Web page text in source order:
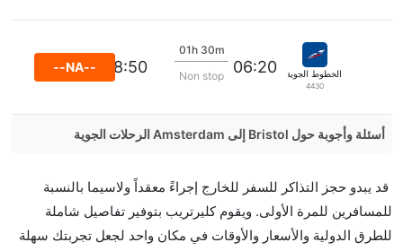
الخطوط الجوية الروسية ايروفلوت
4430
06:20
01h 30m
Non stop
08:50
--NA--
أسئلة وأجوبة حول Bristol إلى Amsterdam الرحلات الجوية
إلىأمستردام مما تستغرقه الخطوط الجوية الأخرى؟
نعم. توفر كل من أسرع رحلات الطيران على هذا الطريق،
هل توفر شركات الطيران مساحة إضافية للنوم؟
قد يبدو حجز التذاكر للسفر للخارج إجراءً معقداً ولاسيما بالنسبة
للمسافرين للمرة الأولى. ويقوم كليرتريب بتوفير تفاصيل شاملة
للطرق الدولية والأسعار والأوقات في مكان واحد لجعل تجربتك سهلة